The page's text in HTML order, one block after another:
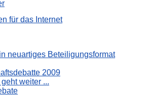
für das Internet
neuartiges Beteiligungsformat
2009
weiter ...